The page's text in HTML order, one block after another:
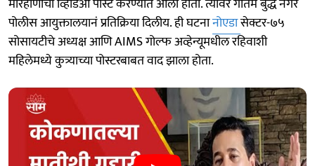
पोलीस आयुक्तालयानं प्रतिक्रिया दिलीय. ही घटनानोएडासेक्टर-७५
सोसायटीचे अध्यक्ष आणि AIMS गोल्फ अव्हेन्यूमधील रहिवाशी
महिलेमध्ये कुत्र्याच्या पोस्टरबाबत वाद झाला होता.